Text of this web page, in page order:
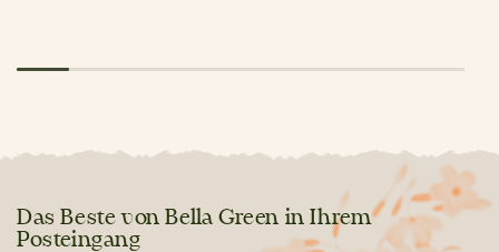
Das Beste von Bella Green in Ihrem
Posteingang